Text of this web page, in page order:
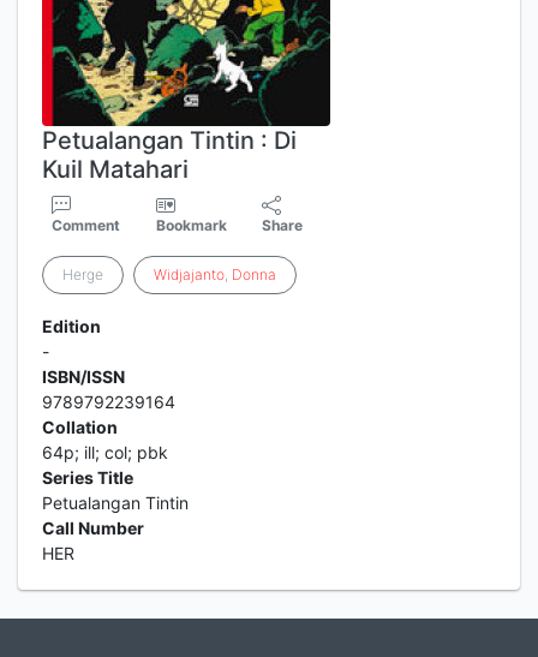
Petualangan Tintin : Di
Kuil Matahari
Comment Bookmark Share
Herge Widjajanto, Donna
Edition
-
ISBN/ISSN
9789792239164
Collation
64p; ill; col; pbk
Series Title
Petualangan Tintin
Call Number
HER